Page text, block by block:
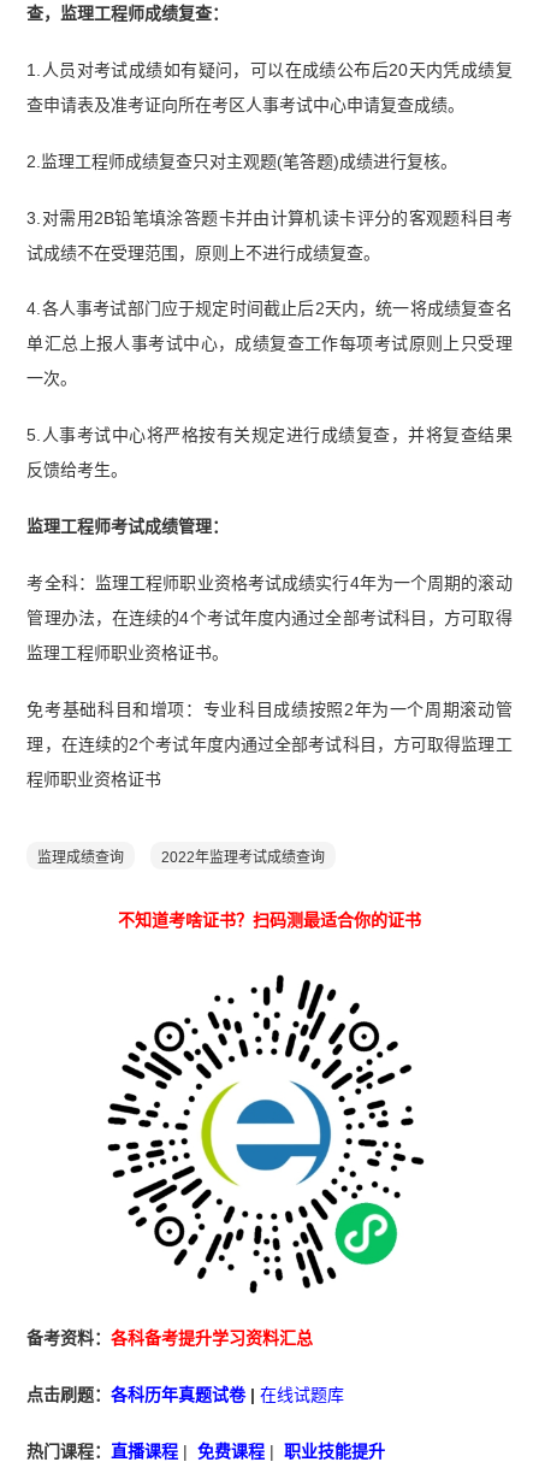
查，监理工程师成绩复查：
1.人员对考试成绩如有疑问，可以在成绩公布后20天内凭成绩复
查申请表及准考证向所在考区人事考试中心申请复查成绩。
2.监理工程师成绩复查只对主观题(笔答题)成绩进行复核。
3.对需用2B铅笔填涂答题卡并由计算机读卡评分的客观题科目考
试成绩不在受理范围，原则上不进行成绩复查。
4.各人事考试部门应于规定时间截止后2天内，统一将成绩复查名
单汇总上报人事考试中心，成绩复查工作每项考试原则上只受理
一次。
5.人事考试中心将严格按有关规定进行成绩复查，并将复查结果
反馈给考生。
监理工程师考试成绩管理：
考全科：监理工程师职业资格考试成绩实行4年为一个周期的滚动
管理办法，在连续的4个考试年度内通过全部考试科目，方可取得
监理工程师职业资格证书。
免考基础科目和增项：专业科目成绩按照2年为一个周期滚动管
理，在连续的2个考试年度内通过全部考试科目，方可取得监理工
程师职业资格证书
监理成绩查询 2022年监理考试成绩查询
不知道考啥证书？扫码测最适合你的证书
备考资料：各科备考提升学习资料汇总
点击刷题：各科历年真题试卷|在线试题库
热门课程： 直播课程 |免费课程 | 职业技能提升